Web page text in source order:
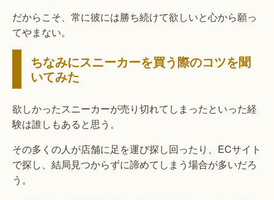
だからこそ、常に彼には勝ち続けて欲しいと心から願っ
てやまない。
ちなみにスニーカーを買う際のコツを聞
いてみた
欲しかったスニーカーが売り切れてしまったといった経
験は誰しもあると思う。
その多くの人が店舗に足を運び探し回ったり、ECサイト
で探し、結局見つからずに諦めてしまう場合が多いだろ
う。